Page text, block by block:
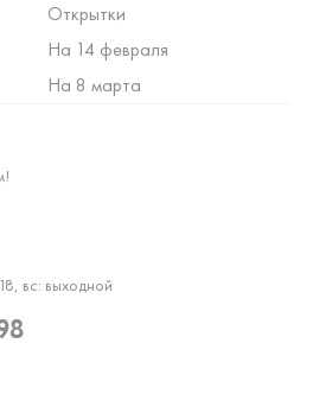
Открытки
На 14 февраля
На 8 марта
вс: выходной